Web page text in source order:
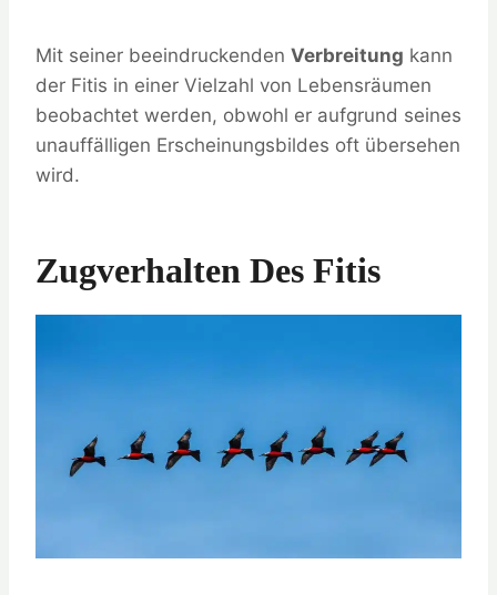
Mit seiner beeindruckenden Verbreitung kann
der Fitis in einer Vielzahl von Lebensräumen
beobachtet werden, obwohl er aufgrund seines
unauffälligen Erscheinungsbildes oft übersehen
wird.
Zugverhalten Des Fitis